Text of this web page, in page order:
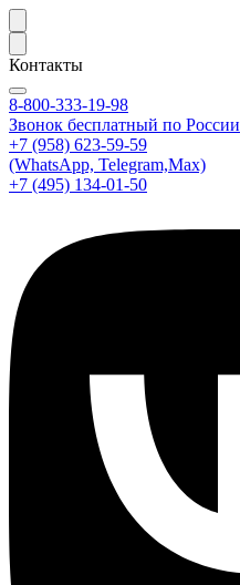
Контакты
8-800-333-19-98
Звонок бесплатный по России
+7 (958) 623-59-59
(WhatsApp, Telegram,Max)
+7 (495) 134-01-50